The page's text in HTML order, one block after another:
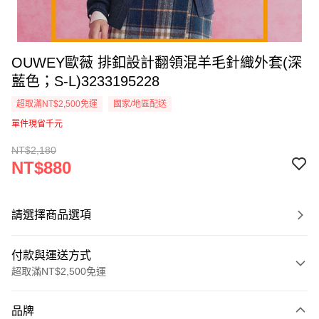
OUWEY歐薇 排釦設計翻領混羊毛針織外套(深
藍色；S-L)3233195228
超取滿NT$2,500免運
國家/地區配送
單件現省千元
NT$2,180
NT$880
請選擇商品選項
付款與運送方式
超取滿NT$2,500免運
品牌